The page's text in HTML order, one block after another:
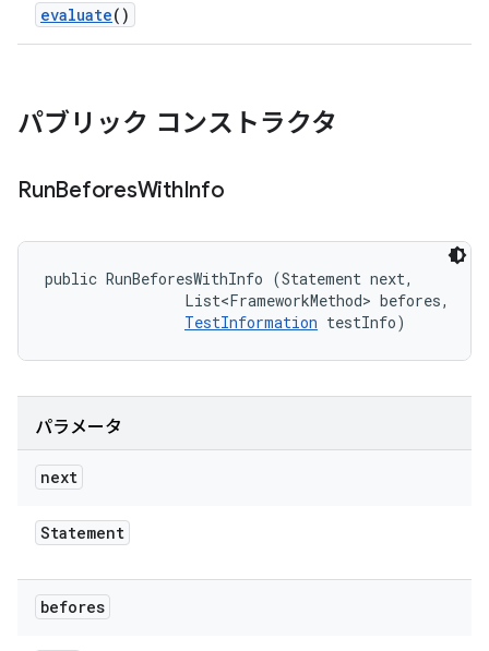
evaluate()
パブリック コンストラクタ
RunBeforesWithInfo
public RunBeforesWithInfo (Statement next,
                List<FrameworkMethod> befores,
TestInformation testInfo)
パラメータ
next
Statement
befores